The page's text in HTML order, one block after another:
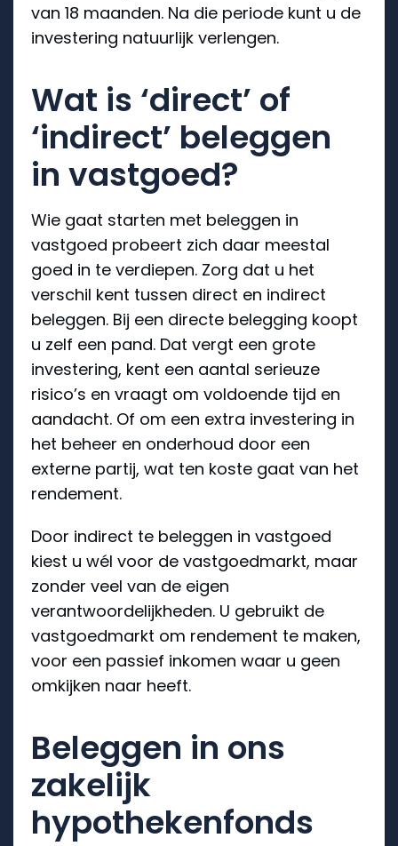
van 18 maanden. Na die periode kunt u de
investering natuurlijk verlengen.
Wat is ‘direct’ of
‘indirect’ beleggen
in vastgoed?
Wie gaat starten met beleggen in
vastgoed probeert zich daar meestal
goed in te verdiepen. Zorg dat u het
verschil kent tussen direct en indirect
beleggen. Bij een directe belegging koopt
u zelf een pand. Dat vergt een grote
investering, kent een aantal serieuze
risico’s en vraagt om voldoende tijd en
aandacht. Of om een extra investering in
het beheer en onderhoud door een
externe partij, wat ten koste gaat van het
rendement.
Door indirect te beleggen in vastgoed
kiest u wél voor de vastgoedmarkt, maar
zonder veel van de eigen
verantwoordelijkheden. U gebruikt de
vastgoedmarkt om rendement te maken,
voor een passief inkomen waar u geen
omkijken naar heeft.
Beleggen in ons
zakelijk
hypothekenfonds